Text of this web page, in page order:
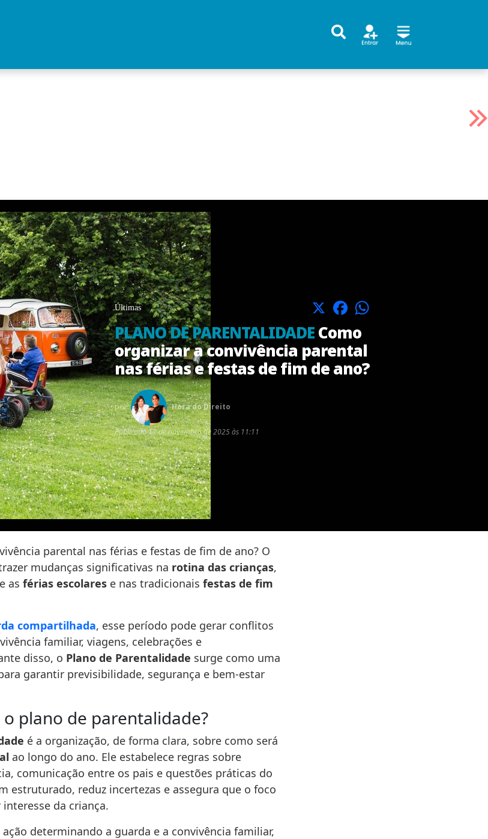
Últimas X Facebook
PLANO DE PARENTALIDADEComo
organizar a convivência parental
nas férias e festas de fim de ano?
por: Hora do Direito
Publicado17 de novembro de 2025 às 11:11
parental nas férias e festas de fim de ano? O
mudanças significativas na rotina das crianças,
as férias escolares e nas tradicionais festas de fim
compartilhada, esse período pode gerar conflitos
familiar, viagens, celebrações e
disso, o Plano de Parentalidade surge como uma
garantir previsibilidade, segurança e bem-estar
plano de parentalidade?
é a organização, de forma clara, sobre como será
ao longo do ano. Ele estabelece regras sobre
comunicação entre os pais e questões práticas do
estruturado, reduz incertezas e assegura que o foco
da criança.
determinando a guarda e a convivência familiar,